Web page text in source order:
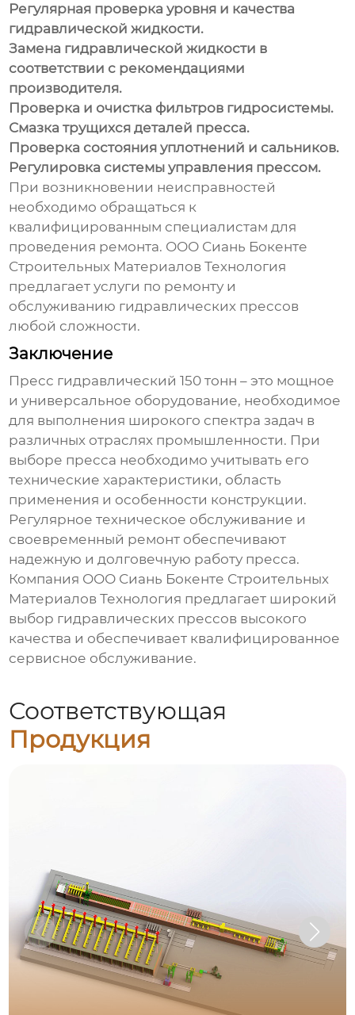
Регулярная проверка уровня и качества
гидравлической жидкости.
Замена гидравлической жидкости в
соответствии с рекомендациями
производителя.
Проверка и очистка фильтров гидросистемы.
Смазка трущихся деталей пресса.
Проверка состояния уплотнений и сальников.
Регулировка системы управления прессом.
При возникновении неисправностей
необходимо обращаться к
квалифицированным специалистам для
проведения ремонта. ООО Сиань Бокенте
Строительных Материалов Технология
предлагает услуги по ремонту и
обслуживанию гидравлических прессов
любой сложности.
Заключение
Пресс гидравлический 150 тонн – это мощное
и универсальное оборудование, необходимое
для выполнения широкого спектра задач в
различных отраслях промышленности. При
выборе пресса необходимо учитывать его
технические характеристики, область
применения и особенности конструкции.
Регулярное техническое обслуживание и
своевременный ремонт обеспечивают
надежную и долговечную работу пресса.
Компания ООО Сиань Бокенте Строительных
Материалов Технология предлагает широкий
выбор гидравлических прессов высокого
качества и обеспечивает квалифицированное
сервисное обслуживание.
Соответствующая
Продукция